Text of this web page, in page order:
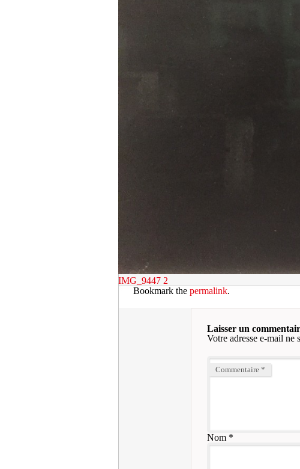
IMG_9447 2
Bookmark the permalink.
Laisser un
Votre adresse e-mail ne
Commentaire *
Nom*